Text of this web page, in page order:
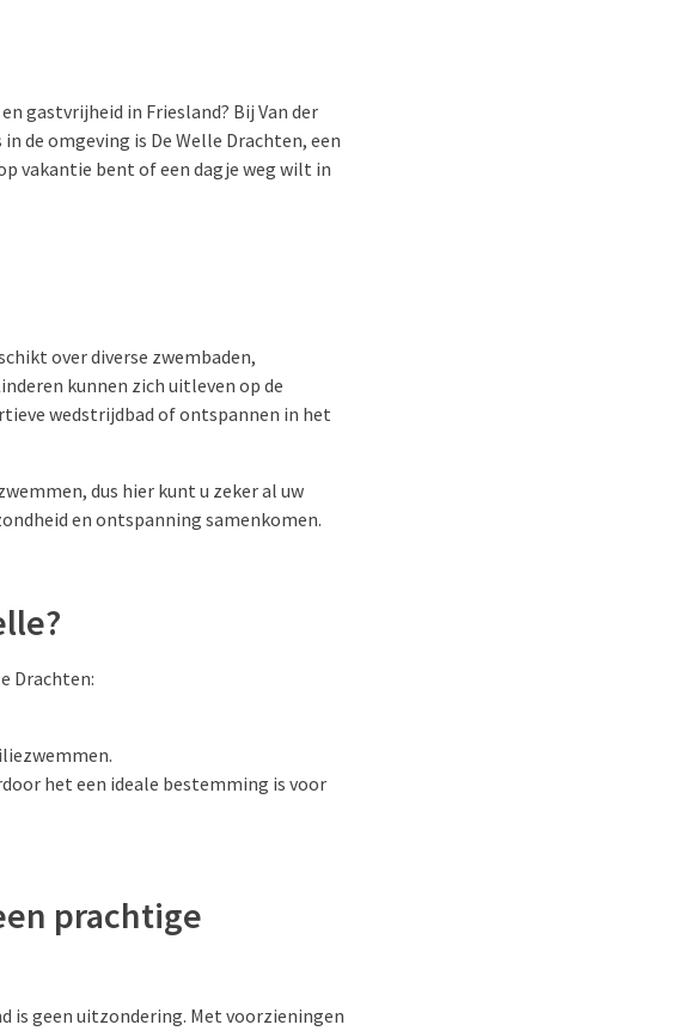
gastvrijheid in Friesland? Bij Van der
de omgeving is De Welle Drachten, een
vakantie bent of een dagje weg wilt in
over diverse zwembaden,
kunnen zich uitleven op de
wedstrijdbad of ontspannen in het
dus hier kunt u zeker al uw
en ontspanning samenkomen.
Drachten:
het een ideale bestemming is voor
prachtige
is geen uitzondering. Met voorzieningen